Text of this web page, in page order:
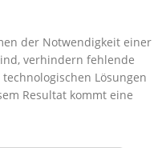
der Notwendigkeit einer
verhindern fehlende
Lösungen
Resultat kommt eine